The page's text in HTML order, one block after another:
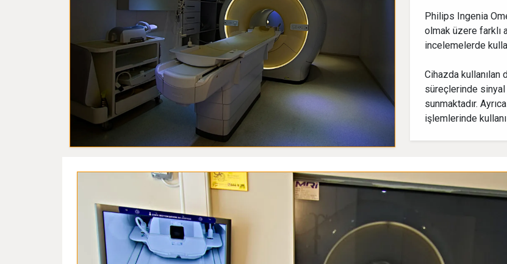
Philips Ingenia
olmak üzere farklı
incelemelerde
Cihazda
süreçlerinde sinyal
sunmaktadır.
işlemlerinde